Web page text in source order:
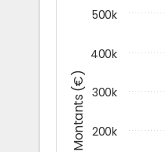
Montants (€) 200k
300k
400k
500k